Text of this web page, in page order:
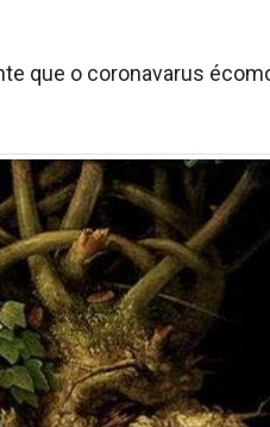
que o coronava­rus